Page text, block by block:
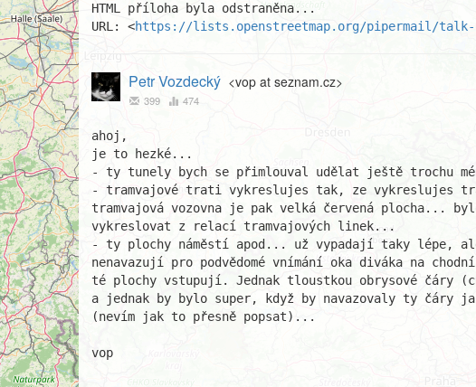
HTML příloha byla odstraněna...
URL: <https://lists.openstreetmap.org/pipermail/talk-
Petr Vozdecký <vop at seznam.cz>
399 474
ahoj,
je to hezké...
- ty tunely bych se přimlouval udělat ještě trochu
- tramvajové trati vykreslujes tak, ze vykreslujes
tramvajová vozovna je pak velká červená plocha...
vykreslovat z relací tramvajových linek...
- ty plochy náměstí apod... už vypadají taky lépe,
nenavazují pro podvědomé vnímání oka diváka na
té plochy vstupují. Jednak tloustkou obrysové čáry
a jednak by bylo super, když by navazovaly ty čáry
(nevím jak to přesně popsat)...
vop